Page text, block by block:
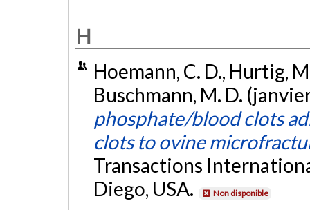
H
Hoemann, C. D., Hurtig,
Buschmann, M. D.
phosphate/blood clots
clots to ovine
Transactions
Diego, USA.
Non disponible